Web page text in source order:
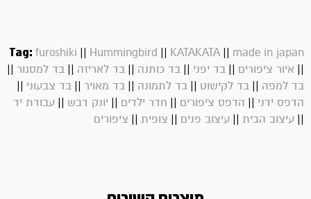
Tag: furoshiki || Hummingbird || KATAKATA || made in japan
|| איור ציפורים || בד יפני || בד כותנה || בד לאריזה || בד למסגור ||
בד למפה || בד לקישוט || בד לתמונה || בד מאויר || בד צבעוני ||
הדפס ידני || הדפס ציפורים || חדר ילדים || יונק דבש || עבודת יד
|| עיצוב הבית || עיצוב פנים || צופית || ציפורים